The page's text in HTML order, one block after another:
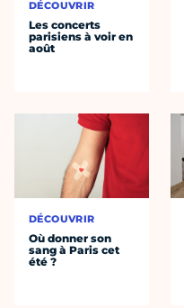
DÉCOUVRIR
Les concerts
parisiens à voir en
août
DÉCOUVRIR
Où donner son
sang à Paris cet
été ?